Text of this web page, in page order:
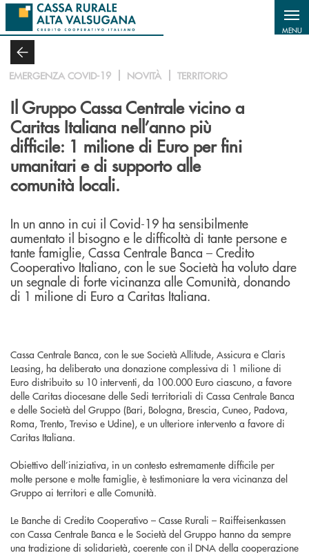
Salta al contenuto principale
MENU
EMERGENZA COVID-19 NOVITÀ TERRITORIO
Il Gruppo Cassa Centrale vicino a
Caritas Italiana nell’anno più
difficile: 1 milione di Euro per fini
umanitari e di supporto alle
comunità locali.
In un anno in cui il Covid-19 ha sensibilmente
aumentato il bisogno e le difficoltà di tante persone e
tante famiglie, Cassa Centrale Banca – Credito
Cooperativo Italiano, con le sue Società ha voluto dare
un segnale di forte vicinanza alle Comunità, donando
di 1 milione di Euro a Caritas Italiana.
Cassa Centrale Banca, con le sue Società Allitude, Assicura e Claris
Leasing, ha deliberato una donazione complessiva di 1 milione di
Euro distribuito su 10 interventi, da 100.000 Euro ciascuno, a favore
delle Caritas diocesane delle Sedi territoriali di Cassa Centrale Banca
e delle Società del Gruppo (Bari, Bologna, Brescia, Cuneo, Padova,
Roma, Trento, Treviso e Udine), e un ulteriore intervento a favore di
Caritas Italiana.
Obiettivo dell’iniziativa, in un contesto estremamente difficile per
molte persone e molte famiglie, è testimoniare la vera vicinanza del
Gruppo ai territori e alle Comunità.
Le Banche di Credito Cooperativo – Casse Rurali – Raiffeisenkassen
con Cassa Centrale Banca e le Società del Gruppo hanno da sempre
una tradizione di solidarietà, coerente con il DNA della cooperazione